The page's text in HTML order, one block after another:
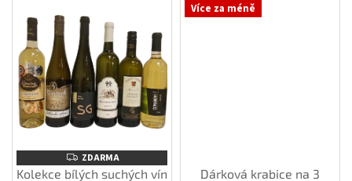
ZDARMA
ZDARMA
Kolekce bílých suchých vín
Více za méně
Dárková krabice na 3